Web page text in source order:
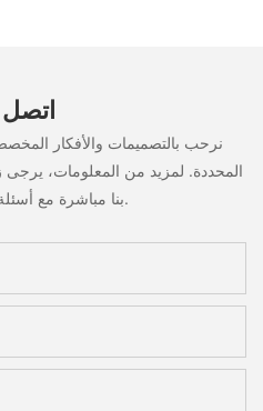
اتصل
نرحب بالتصميمات والأفكار
المحددة. لمزيد من المعلومات، يرجى
بنا مباشرة مع أسئلة أو استفسارات.